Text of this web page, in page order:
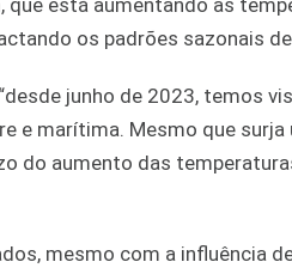
está aumentando as
os padrões sazonais
junho de 2023, temos
e marítima. Mesmo que
do aumento das
mesmo com a influência